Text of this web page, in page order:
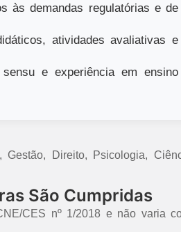
às demandas regulatórias e de
atividades avaliativas e
e experiência em ensino
Direito, Psicologia,
São Cumpridas
CES nº 1/2018 e não varia